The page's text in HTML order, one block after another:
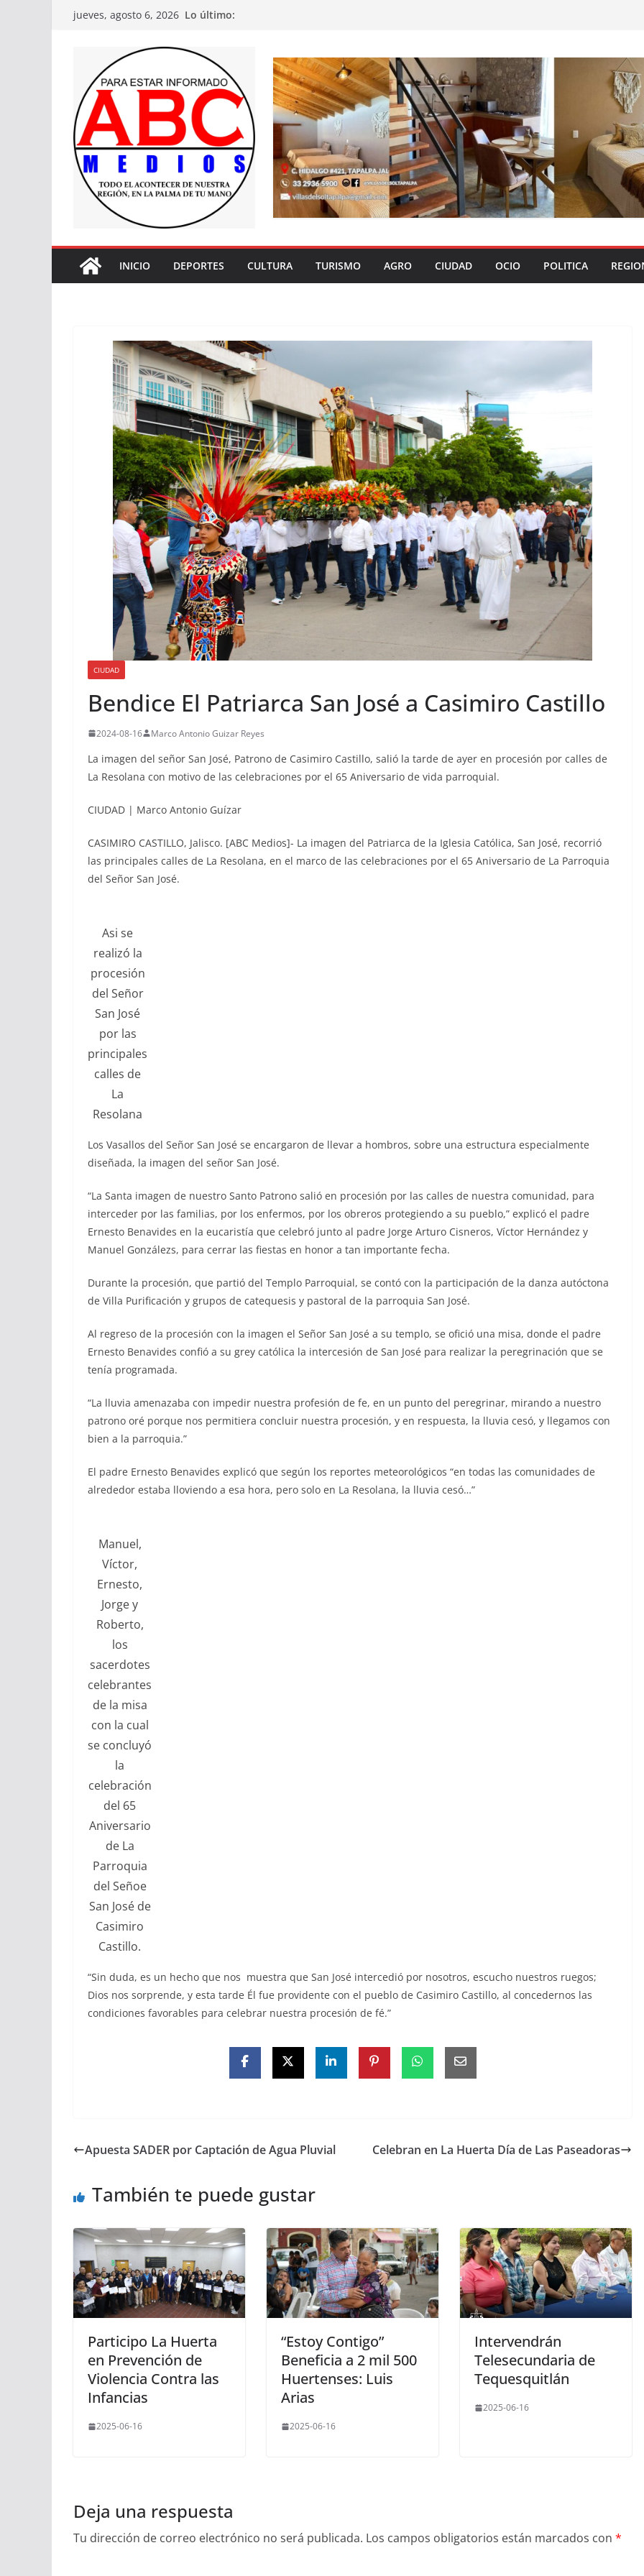
Saltarjueves, agosto 6, 2026 Lo último:
INICIO DEPORTES CULTURA TURISMO AGRO CIUDAD OCIO POLITICA
CIUDAD
Bendice El Patriarca San José a Casimiro Castillo
2024-08-16 Marco Antonio Guizar Reyes
La imagen del señor San José, Patrono de Casimiro Castillo, salió la tarde de ayer en procesión por calles de
La Resolana con motivo de las celebraciones por el 65 Aniversario de vida parroquial.
CIUDAD | Marco Antonio Guízar
CASIMIRO CASTILLO, Jalisco. [ABC Medios]- La imagen del Patriarca de la Iglesia Católica, San José, recorrió
las principales calles de La Resolana, en el marco de las celebraciones por el 65 Aniversario de La Parroquia
del Señor San José.
Asi se
realizó la
procesión
del Señor
San José
por las
principales
calles de
La
Resolana
Los Vasallos del Señor San José se encargaron de llevar a hombros, sobre una estructura especialmente
diseñada, la imagen del señor San José.
“La Santa imagen de nuestro Santo Patrono salió en procesión por las calles de nuestra comunidad, para
interceder por las familias, por los enfermos, por los obreros protegiendo a su pueblo,” explicó el padre
Ernesto Benavides en la eucaristía que celebró junto al padre Jorge Arturo Cisneros, Víctor Hernández y
Manuel Gonzálezs, para cerrar las fiestas en honor a tan importante fecha.
Durante la procesión, que partió del Templo Parroquial, se contó con la participación de la danza autóctona
de Villa Purificación y grupos de catequesis y pastoral de la parroquia San José.
Al regreso de la procesión con la imagen el Señor San José a su templo, se ofició una misa, donde el padre
Ernesto Benavides confió a su grey católica la intercesión de San José para realizar la peregrinación que se
tenía programada.
“La lluvia amenazaba con impedir nuestra profesión de fe, en un punto del peregrinar, mirando a nuestro
patrono oré porque nos permitiera concluir nuestra procesión, y en respuesta, la lluvia cesó, y llegamos con
bien a la parroquia.”
El padre Ernesto Benavides explicó que según los reportes meteorológicos “en todas las comunidades de
alrededor estaba lloviendo a esa hora, pero solo en La Resolana, la lluvia cesó…”
Manuel,
Víctor,
Ernesto,
Jorge y
Roberto,
los
sacerdotes
celebrantes
de la misa
con la cual
se concluyó
la
celebración
del 65
Aniversario
de La
Parroquia
del Señoe
San José de
Casimiro
Castillo.
“Sin duda, es un hecho que nos muestra que San José intercedió por nosotros, escucho nuestros ruegos;
Dios nos sorprende, y esta tarde Él fue providente con el pueblo de Casimiro Castillo, al concedernos las
condiciones favorables para celebrar nuestra procesión de fé.”
Apuesta SADER por Captación de Agua Pluvial Celebran en La Huerta Día de Las Paseadoras
También te puede gustar
Participo La Huerta
en Prevención de
Violencia Contra las
Infancias
2025-06-16
“Estoy Contigo”
Beneficia a 2 mil 500
Huertenses: Luis
Arias
2025-06-16
Intervendrán
Telesecundaria de
Tequesquitlán
2025-06-16
Deja una respuesta
Tu dirección de correo electrónico no será publicada. Los campos obligatorios están marcados con *